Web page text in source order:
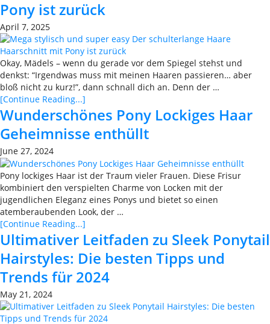
Pony ist zurück
April 7, 2025
Okay, Mädels – wenn du gerade vor dem Spiegel stehst und
denkst: “Irgendwas muss mit meinen Haaren passieren… aber
bloß nicht zu kurz!”, dann schnall dich an. Denn der …
[Continue Reading...]
Wunderschönes Pony Lockiges Haar
Geheimnisse enthüllt
June 27, 2024
Pony lockiges Haar ist der Traum vieler Frauen. Diese Frisur
kombiniert den verspielten Charme von Locken mit der
jugendlichen Eleganz eines Ponys und bietet so einen
atemberaubenden Look, der …
[Continue Reading...]
Ultimativer Leitfaden zu Sleek Ponytail
Hairstyles: Die besten Tipps und
Trends für 2024
May 21, 2024